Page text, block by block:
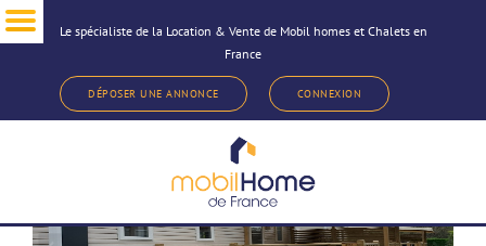
Le spécialiste de la Location & Vente de Mobil homes et Chalets en
France
DÉPOSER UNE ANNONCE CONNEXION
< Revenir à la sélection d'annonce